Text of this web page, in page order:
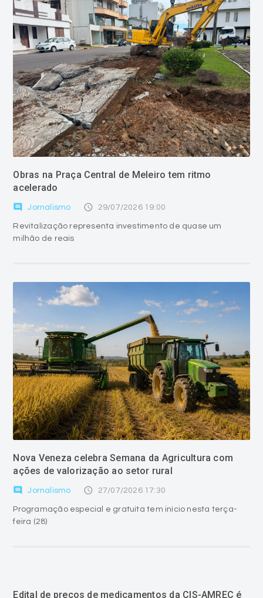
Obras na Praça Central de Meleiro tem ritmo
acelerado
comment Jornalismo access_time 29/07/2026 19:00
Revitalização representa investimento de quase um
milhão de reais
Nova Veneza celebra Semana da Agricultura com
ações de valorização ao setor rural
comment Jornalismo access_time 27/07/2026 17:30
Programação especial e gratuita tem início nesta terça-
feira (28)
Edital de preços de medicamentos da CIS-AMREC é